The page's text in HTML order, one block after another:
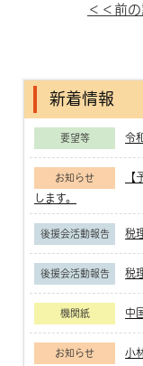
＜＜前
新着情報
要望等 令
お知らせ
します。
後援会活動報告 税
後援会活動報告 税
機関紙 中
お知らせ
小